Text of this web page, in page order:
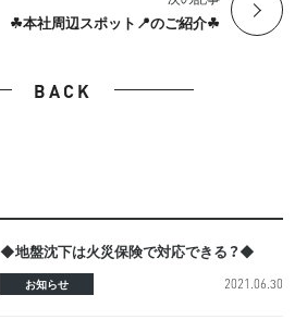
☘︎本社周辺スポット📍のご紹介☘︎
BACK
◆地盤沈下は火災保険で対応できる？◆
お知らせ 2021.06.30